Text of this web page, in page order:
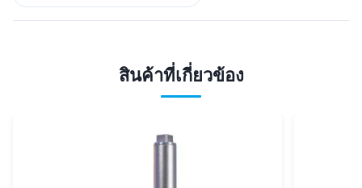
สินค้าที่เกี่ยวข้อง